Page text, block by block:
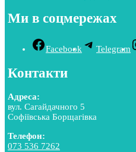
Ми в соцмережах
Facebook Telegram
Контакти
Адреса:
вул. Сагайдачного 5
Софіївська Борщагівка
Телефон:
073 536 7262